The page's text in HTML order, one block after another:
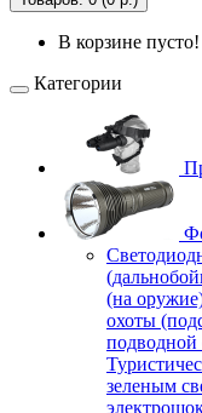
В корзине пусто!
Категории
(на
охоты
подводной
зеленым